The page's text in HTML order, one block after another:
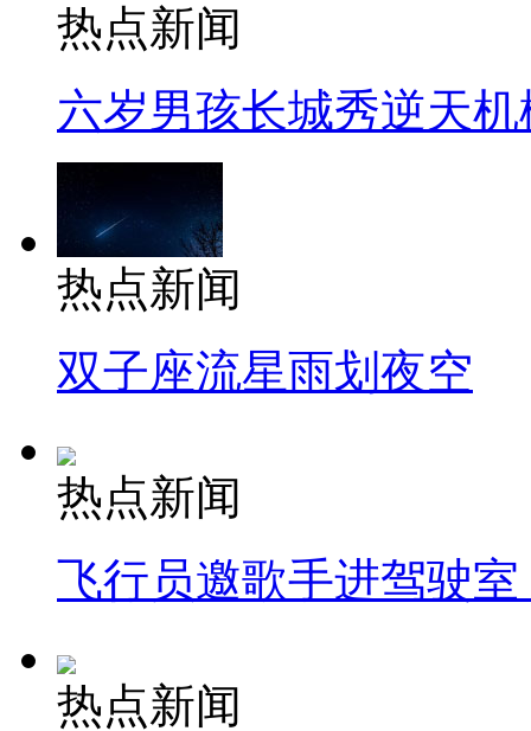
热点新闻
六岁男孩长城秀逆天机
热点新闻
双子座流星雨划夜空
热点新闻
飞行员邀歌手进驾驶
热点新闻